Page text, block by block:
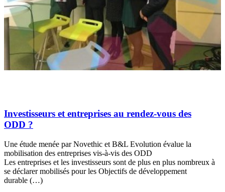
Investisseurs et entreprises au rendez-vous des
ODD ?
Une étude menée par Novethic et B&L Evolution évalue la
mobilisation des entreprises vis-à-vis des ODD
Les entreprises et les investisseurs sont de plus en plus nombreux à
se déclarer mobilisés pour les Objectifs de développement
durable (…)